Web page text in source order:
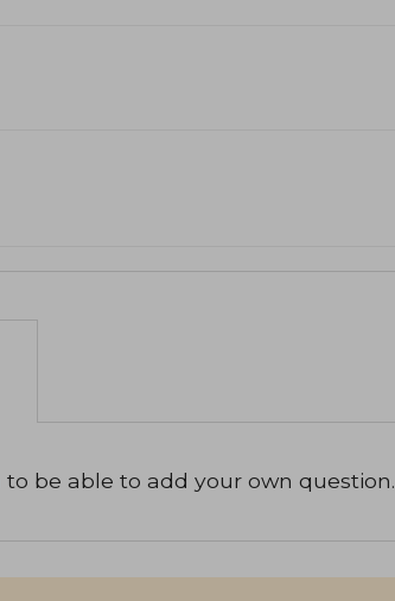
to be able to add your own question.